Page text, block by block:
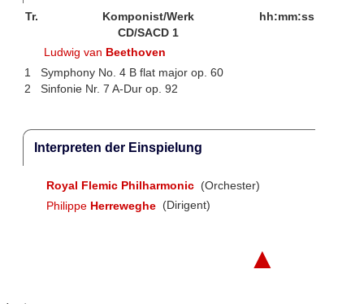
Tr. Komponist/Werk
hh:mm:ss
CD/SACD 1
Ludwig van Beethoven
1
Symphony No. 4 B flat major op. 60
2
Sinfonie Nr. 7 A-Dur op. 92
Interpreten der Einspielung
Royal Flemic Philharmonic (Orchester)
Philippe Herreweghe (Dirigent)
▲